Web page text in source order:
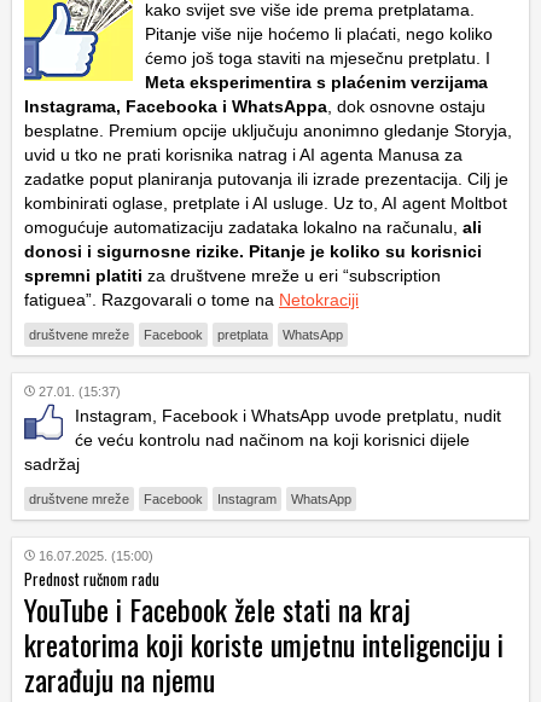
kako svijet sve više ide prema pretplatama.
Pitanje više nije hoćemo li plaćati, nego koliko
ćemo još toga staviti na mjesečnu pretplatu. I
Meta eksperimentira s plaćenim verzijama
Instagrama, Facebooka i WhatsAppa , dok osnovne ostaju
besplatne. Premium opcije uključuju anonimno gledanje Storyja,
uvid u tko ne prati korisnika natrag i AI agenta Manusa za
zadatke poput planiranja putovanja ili izrade prezentacija. Cilj je
kombinirati oglase, pretplate i AI usluge. Uz to, AI agent Moltbot
omogućuje automatizaciju zadataka lokalno na računalu, ali
donosi i sigurnosne rizike. Pitanje je koliko su korisnici
spremni platiti za društvene mreže u eri “subscription
fatiguea”. Razgovarali o tome na Netokraciji
društvene mreže Facebook pretplata WhatsApp
27.01. (15:37)
Instagram, Facebook i WhatsApp uvode pretplatu, nudit
će veću kontrolu nad načinom na koji korisnici dijele
sadržaj
društvene mreže Facebook Instagram WhatsApp
16.07.2025. (15:00)
Prednost ručnom radu
YouTube i Facebook žele stati na kraj
kreatorima koji koriste umjetnu inteligenciju i
zarađuju na njemu